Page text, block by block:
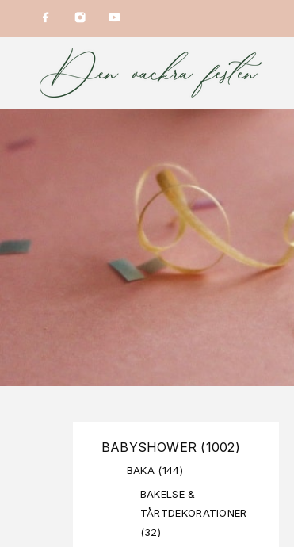
BABYSHOWER (1002)
BAKA (144)
BAKELSE &
TÅRTDEKORATIONER
(32)